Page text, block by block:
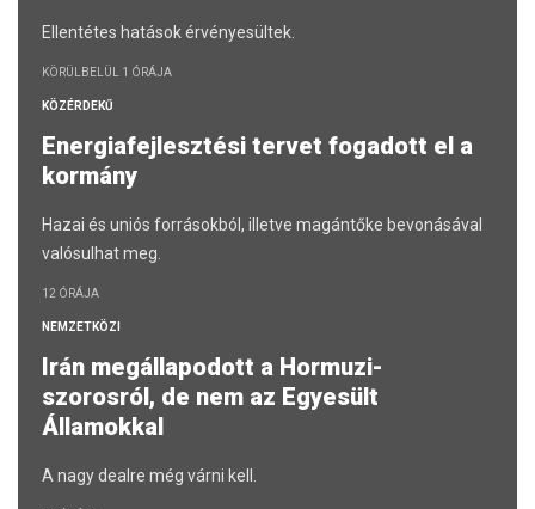
Ellentétes hatások érvényesültek.
KÖRÜLBELÜL 1 ÓRÁJA
KÖZÉRDEKŰ
Energiafejlesztési tervet fogadott el a
kormány
Hazai és uniós forrásokból, illetve magántőke bevonásával
valósulhat meg.
12 ÓRÁJA
NEMZETKÖZI
Irán megállapodott a Hormuzi-
szorosról, de nem az Egyesült
Államokkal
A nagy dealre még várni kell.